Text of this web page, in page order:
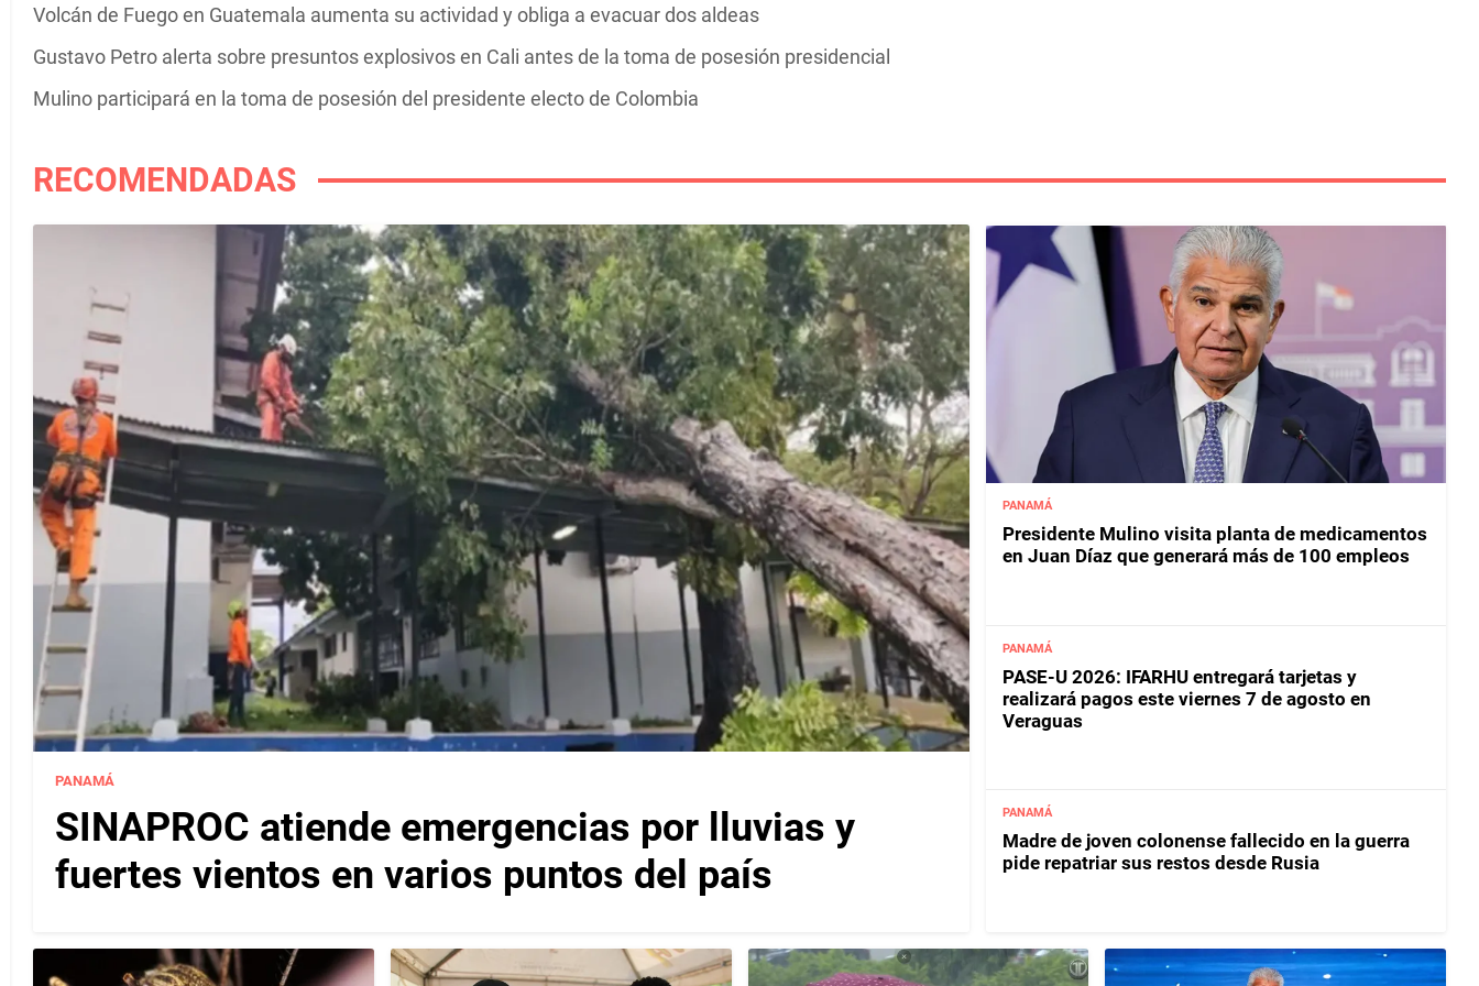
Volcán de Fuego en Guatemala aumenta su actividad y obliga a evacuar dos aldeas
Gustavo Petro alerta sobre presuntos explosivos en Cali antes de la toma de posesión presidencial
Mulino participará en la toma de posesión del presidente electo de Colombia
RECOMENDADAS
PANAMÁ
SINAPROC atiende emergencias por lluvias y
fuertes vientos en varios puntos del país
PANAMÁ
Presidente Mulino visita planta de medicamentos
en Juan Díaz que generará más de 100 empleos
PANAMÁ
PASE-U 2026: IFARHU entregará tarjetas y
realizará pagos este viernes 7 de agosto en
Veraguas
PANAMÁ
Madre de joven colonense fallecido en la guerra
pide repatriar sus restos desde Rusia